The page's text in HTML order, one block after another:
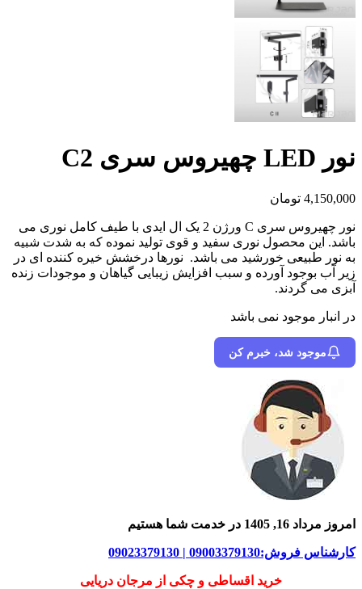
نور LED چهیروس سری C2
4,150,000 تومان
نور چهیروس سری C ورژن 2 یک ال ایدی با طیف کامل نوری می
باشد. این محصول نوری سفید و قوی تولید نموده که به شدت شبیه
به نور طبیعی خورشید می باشد. نورها درخشش خیره کننده ای در
زیر آب بوجود آورده و سبب افزایش زیبایی گیاهان و موجودات زنده
آبزی می گردند.
در انبار موجود نمی باشد
موجود شد، خبرم کن
امروز مرداد 16, 1405 در خدمت شما هستیم
کارشناس فروش:09003379130 | 09023379130
خرید اقساطی و چکی از مرجان دریایی